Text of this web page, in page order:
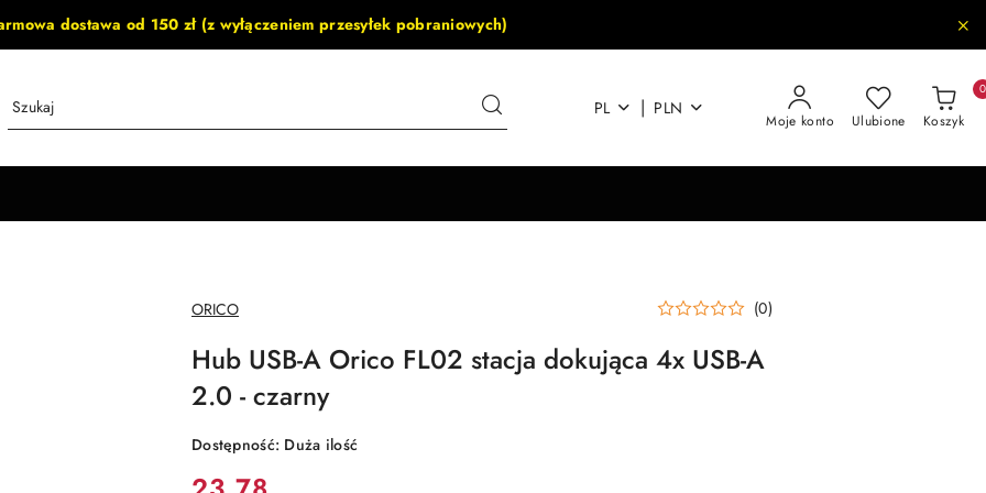
dostawa od 150 zł (z wyłączeniem przesyłek pobraniowych)
PL | PLN
Moje konto Ulubione Koszyk
0
NAZWA
PRODUCENTA:
ORICO (0)
Hub USB-A Orico FL02 stacja dokująca 4x USB-A
2.0 - czarny
Dostępność: Duża ilość